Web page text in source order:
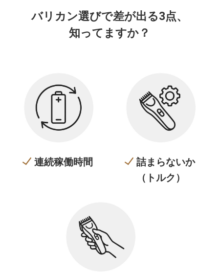
バリカン選びで差が出る3点、
知ってますか？
連続稼働時間
詰まらないか
（トルク）